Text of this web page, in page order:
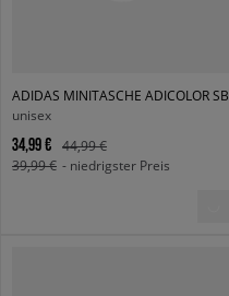
ADIDAS MINITASCHE ADICOLOR SB
unisex
34,99 €
44,99 €
39,99 € - niedrigster Preis